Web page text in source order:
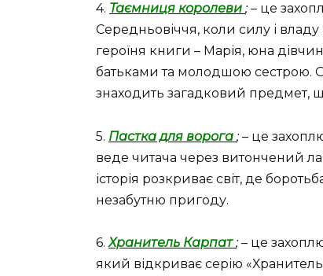
4. Таємниця королеви ;– це
Середньовіччя, коли силу і владу
героїня книги – Марія, юна
батьками та молодшою сестрою.
знаходить загадковий предмет,
5. Пастка для ворога ;– це
веде читача через витончений
історія розкриває світ, де
незабутню пригоду.
6. Хранитель Карпат;– це
який відкриває серію